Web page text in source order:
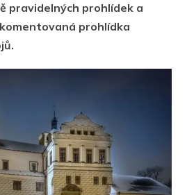
pravidelných prohlídek a
prohlídka